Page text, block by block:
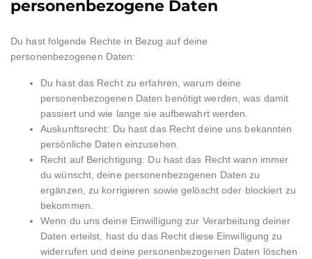
personenbezogene Daten
Du hast folgende Rechte in Bezug auf deine
personenbezogenen Daten:
Du hast das Recht zu erfahren, warum deine
personenbezogenen Daten benötigt werden, was damit
passiert und wie lange sie aufbewahrt werden.
Auskunftsrecht: Du hast das Recht deine uns bekannten
persönliche Daten einzusehen.
Recht auf Berichtigung: Du hast das Recht wann immer
du wünscht, deine personenbezogenen Daten zu
ergänzen, zu korrigieren sowie gelöscht oder blockiert zu
bekommen.
Wenn du uns deine Einwilligung zur Verarbeitung deiner
Daten erteilst, hast du das Recht diese Einwilligung zu
widerrufen und deine personenbezogenen Daten löschen